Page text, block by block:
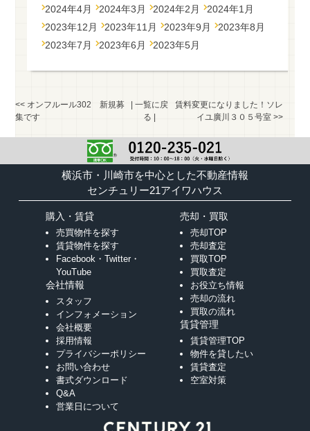
2024年4月
2024年3月 2024年2月
2024年1月
2023年12月
2023年11月 2023年9月
2023年8月
2023年7月
2023年6月 2023年5月
<< オンフルール302 新規募
集です
一覧に戻
る
賃料変更になりました！ソレ
イユ廣川３０５号室>>
横浜市・川崎市を中心とした不動産情報
センチュリー21アイワハウス
購入・賃貸
売買物件を探す
賃貸物件を探す
Facebook・Twitter・
YouTube
会社情報
スタッフ
インフォメーション
会社概要
採用情報
プライバシーポリシー
お問い合わせ
書式ダウンロード
Q&A
営業日について
売却・買取
売却TOP
売却査定
買取TOP
買取査定
お役立ち情報
売却の流れ
買取の流れ
賃貸管理
賃貸管理TOP
物件を貸したい
賃貸査定
空室対策